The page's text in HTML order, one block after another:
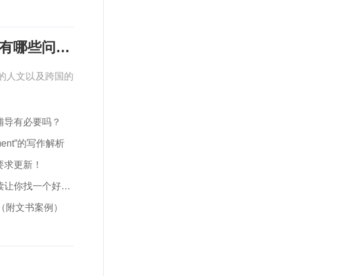
考试周，作业季又来了，该如何选代写？便宜的代写、代考会有哪些问题？
人文以及跨国的
有必要吗？
的写作解析
更新！
个好岗位的技巧
文书案例）